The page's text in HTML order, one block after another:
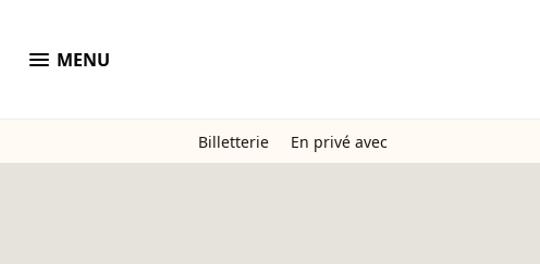
menu MENU
Billetterie En privé avec